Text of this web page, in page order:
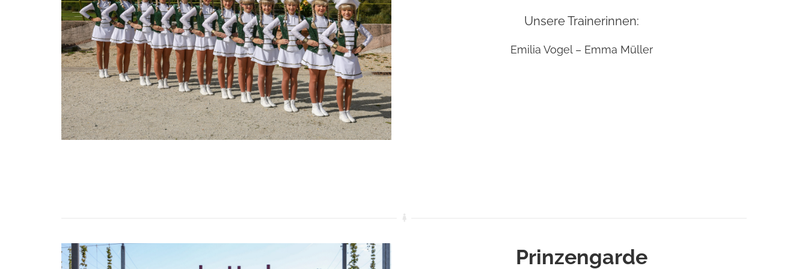
Unsere Trainerinnen:
Emilia Vogel – Emma Müller
Prinzengarde